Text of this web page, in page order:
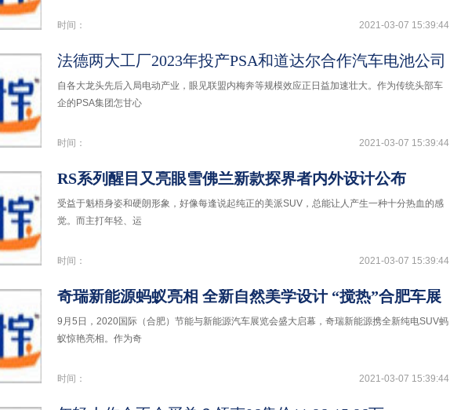
时间： 2021-03-07 15:39:44
法德两大工厂2023年投产PSA和道达尔合作汽车电池公司
自各大龙头先后入局电动产业，眼见联盟内梅奔等规模效应正日益加速壮大。作为传统头部车
企的PSA集团怎甘心
时间： 2021-03-07 15:39:44
RS系列醒目又亮眼雪佛兰新款探界者内外设计公布
受益于魁梧身姿和硬朗形象，好像每逢说起纯正的美派SUV，总能让人产生一种十分热血的感
觉。而主打年轻、运
时间： 2021-03-07 15:39:44
奇瑞新能源蚂蚁亮相 全新自然美学设计 “搅热”合肥车展
9月5日，2020国际（合肥）节能与新能源汽车展览会盛大启幕，奇瑞新能源携全新纯电SUV蚂
蚁惊艳亮相。作为奇
时间： 2021-03-07 15:39:44